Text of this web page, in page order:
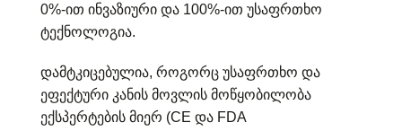
0%-ით ინვაზიური და 100%-ით უსაფრთხო
ტექნოლოგია.
დამტკიცებულია, როგორც უსაფრთხო და
ეფექტური კანის მოვლის მოწყობილობა
ექსპერტების მიერ (CE და FDA